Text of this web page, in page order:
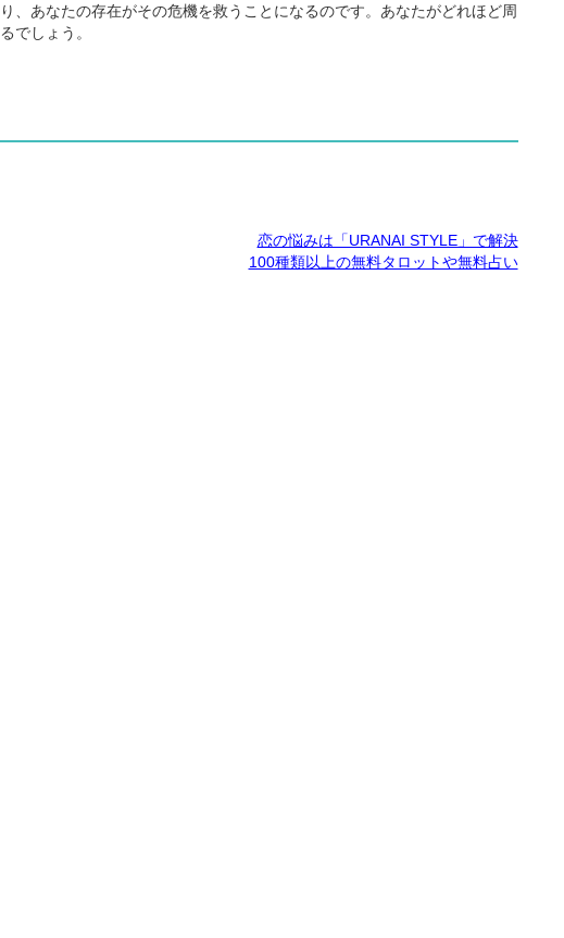
、あなたの存在がその危機を救うことになるのです。あなたがどれほど周
でしょう。
恋の悩みは「URANAI STYLE」で解決
100種類以上の無料タロットや無料占い